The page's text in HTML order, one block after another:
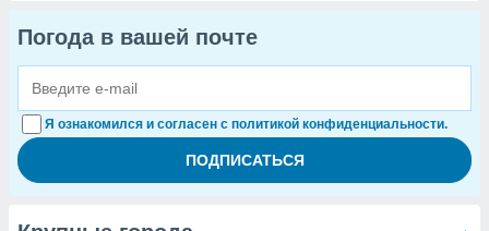
Погода в вашей почте
Я ознакомился и согласен с политикой конфиденциальности.